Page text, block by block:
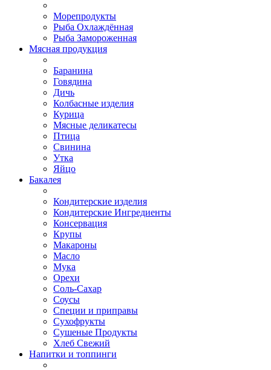
Морепродукты
Рыба Охлаждённая
Рыба Замороженная
Мясная продукция
Баранина
Говядина
Дичь
Колбасные изделия
Курица
Мясные деликатесы
Птица
Свинина
Утка
Яйцо
Бакалея
Кондитерские изделия
Кондитерские Ингредиенты
Консервация
Крупы
Макароны
Масло
Мука
Орехи
Соль-Сахар
Соусы
Специи и приправы
Сухофрукты
Сушеные Продукты
Хлеб Свежий
Напитки и топпинги